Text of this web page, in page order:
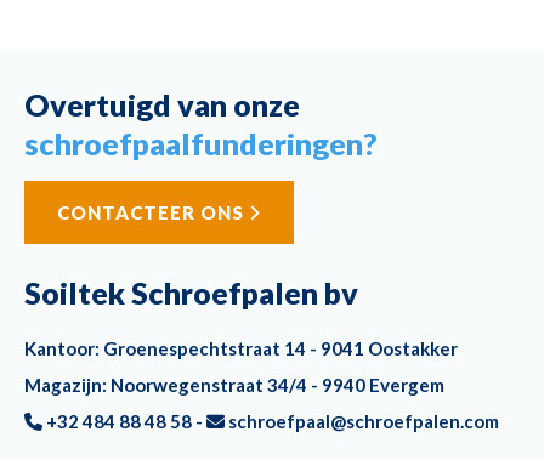
Overtuigd van onze
schroefpaalfunderingen?
CONTACTEER ONS
Soiltek Schroefpalen bv
Kantoor: Groenespechtstraat 14 - 9041 Oostakker
Magazijn: Noorwegenstraat 34/4 - 9940 Evergem
+32 484 88 48 58 -
schroefpaal@schroefpalen.com